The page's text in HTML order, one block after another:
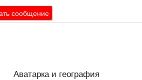
сообщение
Аватарка и география